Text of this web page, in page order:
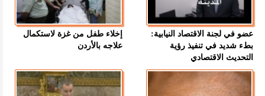
عضو في لجنة الاقتصاد النيابية:
بطء شديد في تنفيذ رؤية
التحديث الاقتصادي
إخلاء طفل من غزة لاستكمال
علاجه بالأردن